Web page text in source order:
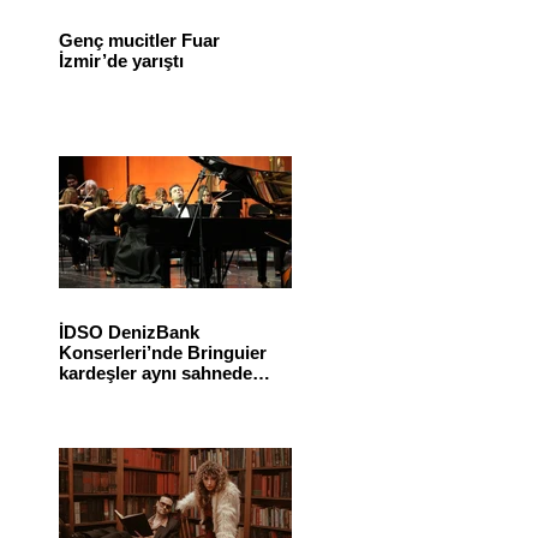
Genç mucitler Fuar
İzmir’de yarıştı
İDSO DenizBank
Konserleri’nde Bringuier
kardeşler aynı sahnede